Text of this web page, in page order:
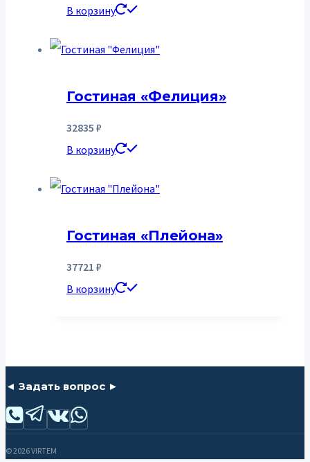
В корзину
Гостиная «Фелиция»
32835 ₽
В корзину
Гостиная «Плейона»
37721 ₽
В корзину
◄ Задать вопрос ►
© 2026 VIRTEM